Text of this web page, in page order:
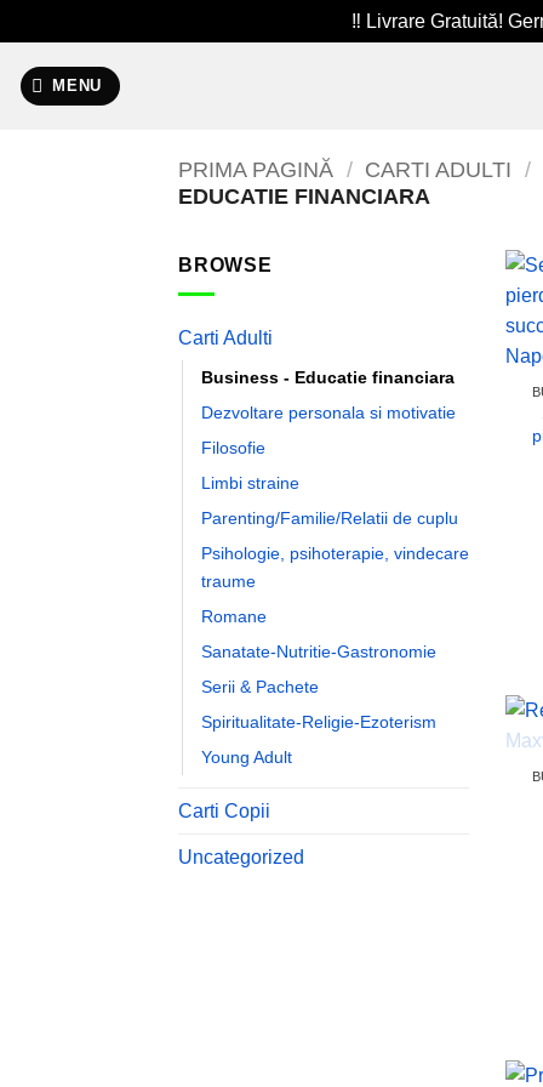
‼️ Livrare Gratuită!
MENU
PRIMA PAGINĂ / CARTI ADULTI /
EDUCATIE FINANCIARA
BROWSE
Carti Adulti
Business - Educatie financiara
Dezvoltare personala si motivatie
Filosofie
Limbi straine
Parenting/Familie/Relatii de cuplu
Psihologie, psihoterapie, vindecare
traume
Romane
Sanatate-Nutritie-Gastronomie
Serii & Pachete
Spiritualitate-Religie-Ezoterism
Young Adult
Carti Copii
Uncategorized